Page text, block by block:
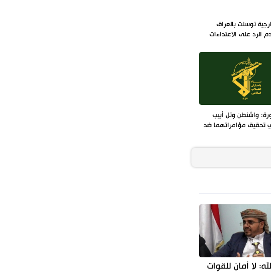
توسلت بالعراق
الرد على الاعتداءات
واشنطن وتل أبيب
تحقيق مؤامراتهما ضد
لا أمان للقوات